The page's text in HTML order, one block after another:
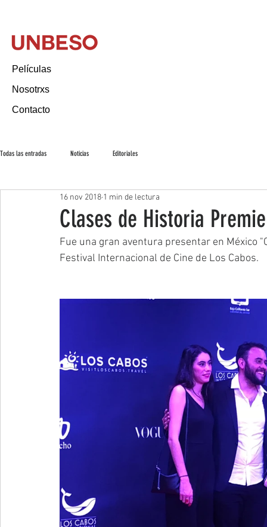
Películas
Nosotrxs
Contacto
Todas las entradas Noticias Editoriales
Clases de Historia
16 nov 2018 1 min de lectura
Fue una gran aventura presentar en México
Festival Internacional de Cine de Los Cabos.